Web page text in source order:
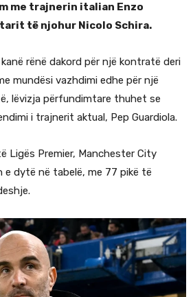
me trajnerin italian Enzo
të njohur Nicolo Schira.
rënë dakord për një kontratë deri
mundësi vazhdimi edhe për një
lëvizja përfundimtare thuhet se
i trajnerit aktual, Pep Guardiola.
Ligës Premier, Manchester City
e dytë në tabelë, me 77 pikë të